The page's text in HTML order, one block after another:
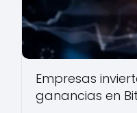
Empresas
ganancias en